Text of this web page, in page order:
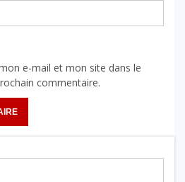
e-mail et mon site dans le
commentaire.